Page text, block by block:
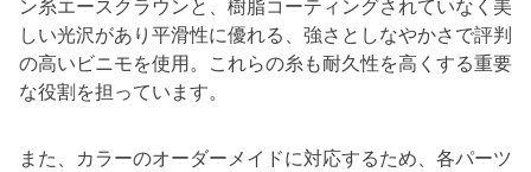
ン糸エースクラウンと、樹脂コーティングされていなく美
しい光沢があり平滑性に優れる、強さとしなやかさで評判
の高いビニモを使用。これらの糸も耐久性を高くする重要
な役割を担っています。
また、カラーのオーダーメイドに対応するため、各パーツ